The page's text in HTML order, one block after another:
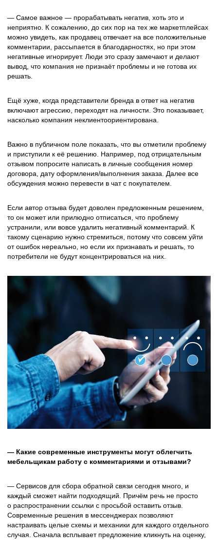
— Самое важное — прорабатывать негатив, хоть это и
неприятно. К сожалению, до сих пор на тех же маркетплейсах
можно увидеть, как продавец отвечает на все положительные
комментарии, рассыпается в благодарностях, но при этом
негативные игнорирует. Люди это сразу замечают и делают
вывод, что компания не признаёт проблемы и не готова их
решать.
Ещё хуже, когда представители бренда в ответ на негатив
включают агрессию, переходят на личности. Это показывает,
насколько компания неклиентоориентирована.
Важно в публичном поле показать, что вы отметили проблему
и приступили к её решению. Например, под отрицательным
отзывом попросите написать в личные сообщения номер
договора, дату оформления/выполнения заказа. Далее все
обсуждения можно перевести в чат с покупателем.
Если автор отзыва будет доволен предложенным решением,
то он может или прилюдно отписаться, что проблему
устранили, или вовсе удалить негативный комментарий. К
такому сценарию нужно стремиться, потому что совсем уйти
от ошибок нереально, но если их признавать и решать, то
потребители не будут концентрироваться на них.
— Какие современные инструменты могут облегчить
мебельщикам работу с комментариями и отзывами?
— Сервисов для сбора обратной связи сегодня много, и
каждый сможет найти подходящий. Причём речь не просто
о распространении ссылки с просьбой оставить отзыв.
Современные решения в мессенджерах позволяют
настраивать целые схемы и механики для каждого отдельного
случая. Сначала всплывает предложение кликнуть на оценку,